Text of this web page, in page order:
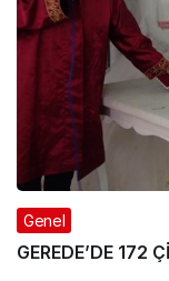
Genel
GEREDE’DE 172